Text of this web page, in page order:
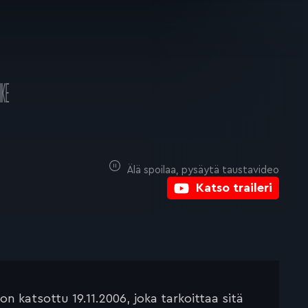
Katso traileri
Älä spoilaa, pysäytä taustavideo
katsottu 19.11.2006, joka tarkoittaa sitä